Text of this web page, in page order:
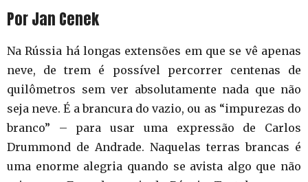
Por Jan Cenek
Na Rússia há longas extensões em que se vê apenas
neve, de trem é possível percorrer centenas de
quilômetros sem ver absolutamente nada que não
seja neve. É a brancura do vazio, ou as “impurezas do
branco” – para usar uma expressão de Carlos
Drummond de Andrade. Naquelas terras brancas é
uma enorme alegria quando se avista algo que não